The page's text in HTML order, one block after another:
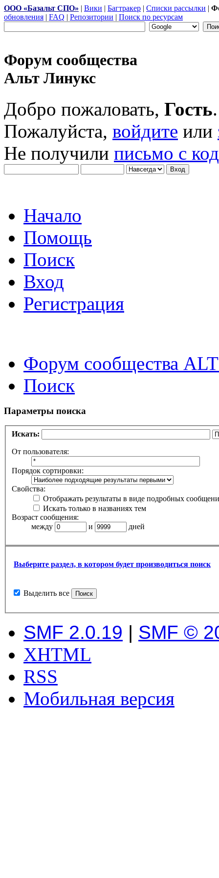
ООО «Базальт СПО» | Вики | Багтракер | Списки рассылки |
обновления | FAQ | Репозитории | Поиск по ресурсам
Форум сообщества
Альт Линукс
Добро пожаловать, Гость.
Пожалуйста, войдите или
Не получили письмо с
Начало
Помощь
Поиск
Вход
Регистрация
Форум сообщества
Поиск
Параметры поиска
Искать:
От пользователя:
Порядок сортировки:
Свойства:
Отображать результаты в виде подробных
Искать только в названиях тем
Возраст сообщения:
между
и дней
Выберите раздел, в котором будет производиться поиск
Выделить все
SMF 2.0.19 | SMF ©
XHTML
RSS
Мобильная версия